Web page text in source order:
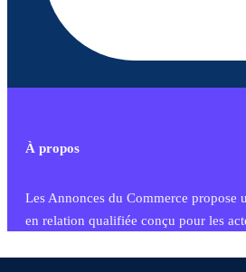
À propos
Les Annonces du Commerce propose
en relation qualifiée conçu pour les
commercial et les collectivités